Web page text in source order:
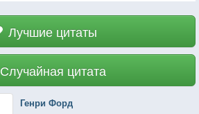
Лучшие цитаты
Случайная цитата
Генри Форд